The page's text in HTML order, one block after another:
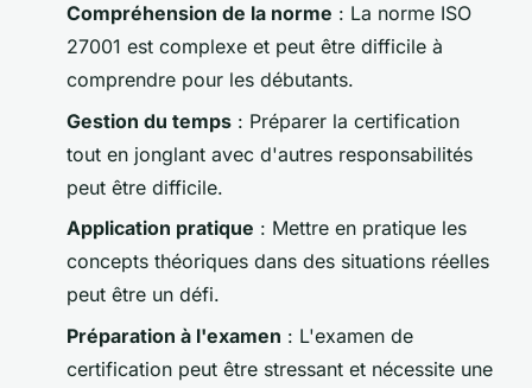
Compréhension de la norme : La norme ISO
27001 est complexe et peut être difficile à
comprendre pour les débutants.
Gestion du temps : Préparer la certification
tout en jonglant avec d'autres responsabilités
peut être difficile.
Application pratique : Mettre en pratique les
concepts théoriques dans des situations réelles
peut être un défi.
Préparation à l'examen : L'examen de
certification peut être stressant et nécessite une